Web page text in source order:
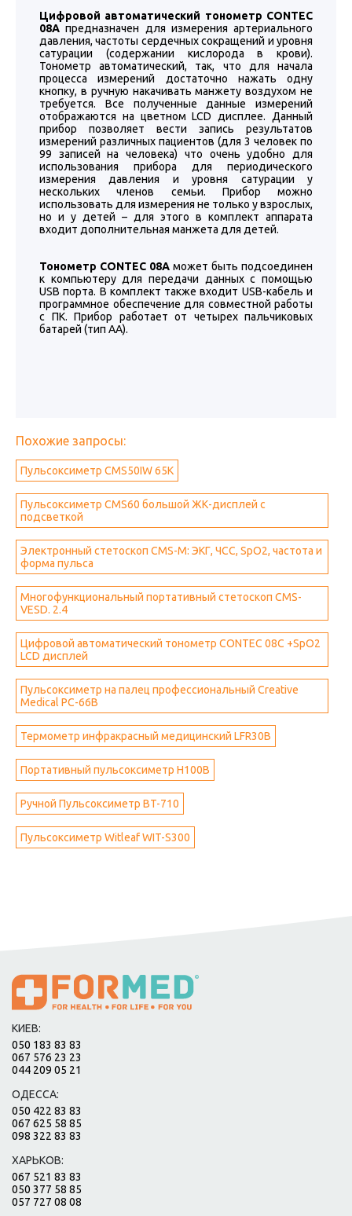
Цифровой автоматический тонометр CONTEC
08Апредназначен для измерения артериального
давления, частоты сердечных сокращений и уровня
сатурации (содержании кислорода в крови).
Тонометр автоматический, так, что для начала
процесса измерений достаточно нажать одну
кнопку, в ручную накачивать манжету воздухом не
требуется. Все полученные данные измерений
отображаются на цветном LCD дисплее. Данный
прибор позволяет вести запись результатов
измерений различных пациентов (для 3 человек по
99 записей на человека) что очень удобно для
использования прибора для периодического
измерения давления и уровня сатурации у
нескольких членов семьи. Прибор можно
использовать для измерения не только у взрослых,
но и у детей – для этого в комплект аппарата
входит дополнительная манжета для детей.
Тонометр CONTEC 08А может быть подсоединен
к компьютеру для передачи данных с помощью
USB порта. В комплект также входит USB-кабель и
программное обеспечение для совместной работы
с ПК. Прибор работает от четырех пальчиковых
батарей (тип AA).
Похожие запросы:
Пульсоксиметр CMS50IW 65К
Пульсоксиметр CMS60 большой ЖК-дисплей с
подсветкой
Электронный стетоскоп CMS-M: ЭКГ, ЧСС, SpO2, частота и
форма пульса
Многофункциональный портативный стетоскоп CMS-
VESD. 2.4
Цифровой автоматический тонометр CONTEC 08C +SpO2
LCD дисплей
Пульсоксиметр на палец профессиональный Creative
Medical PC-66B
Термометр инфракрасный медицинский LFR30B
Портативный пульсоксиметр H100B
Ручной Пульсоксиметр BT-710
Пульсоксиметр Witleaf WIT-S300
КИЕВ:
050 183 83 83
067 576 23 23
044 209 05 21
ОДЕССА:
050 422 83 83
067 625 58 85
098 322 83 83
ХАРЬКОВ:
067 521 83 83
050 377 58 85
057 727 08 08